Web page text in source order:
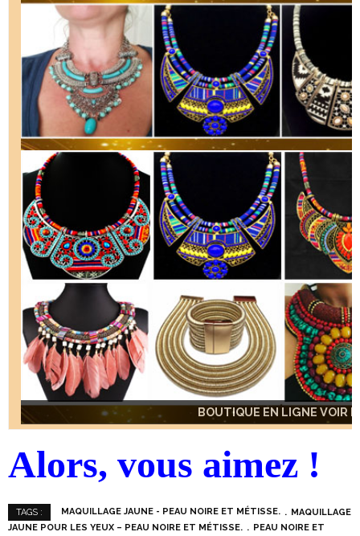
BOUTIQUE EN LIGNE VOIR
BOUTIQUE EN LIGNE VOIR
BOUTIQUE EN LIGNE VOIR
Alors, vous aimez !
TAGS : MAQUILLAGE JAUNE - PEAU NOIRE ET MÉTISSE.
MAQUILLAGE
JAUNE POUR LES YEUX – PEAU NOIRE ET MÉTISSE.
PEAU NOIRE ET